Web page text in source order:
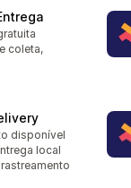
coleta,
disponível
local